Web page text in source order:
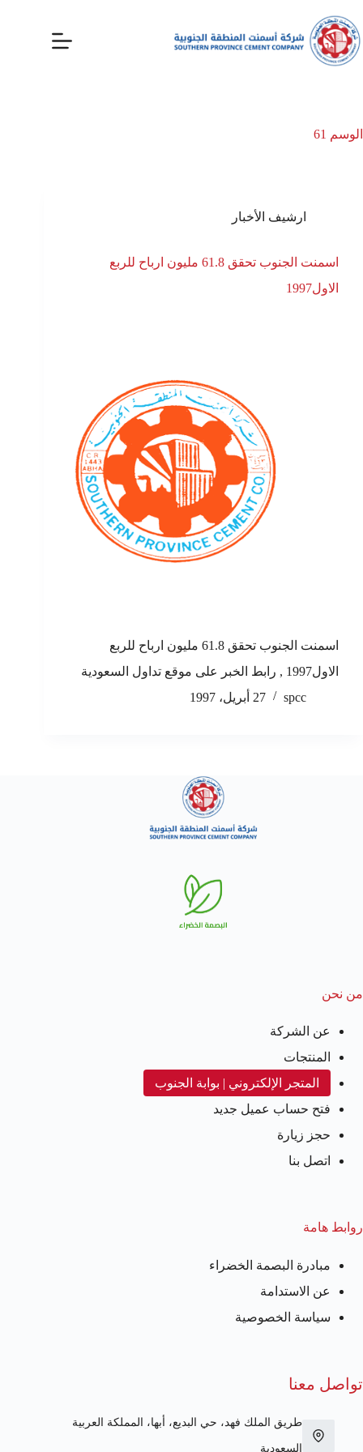
الوسم
ارشيف الأخبار
اسمنت الجنوب تحقق 61.8 مليون ارباح للربع
الاول1997
اسمنت الجنوب تحقق 61.8 مليون ارباح للربع
الاول1997 , رابط الخبر على موقع تداول السعودية
spcc
27 أبريل، 1997
من نحن
عن الشركة
المنتجات
المتجر الإلكتروني | بوابة الجنوب
فتح حساب عميل جديد
حجز زيارة
اتصل بنا
روابط هامة
مبادرة البصمة الخضراء
عن الاستدامة
سياسة الخصوصية
تواصل معنا
طريق الملك فهد، حي البديع، أبها، المملكة العربية
السعودية